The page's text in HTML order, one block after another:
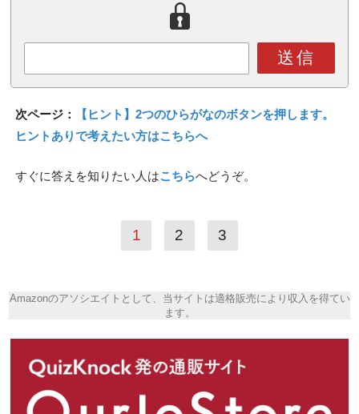
送信
次ページ：
【ヒント】2つのひらがなのボタンを押します。
ヒントありで考えたい方はこちらへ
すぐに答えを知りたい人はこちらへどうぞ。
1 2 3
Amazonのアソシエイトとして、当サイトは適格販売により収入を得てい
ます。